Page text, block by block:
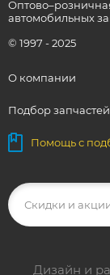
автомобильных
© 1997 - 2025
О компании
Подбор
Помощь с
Дизайн и